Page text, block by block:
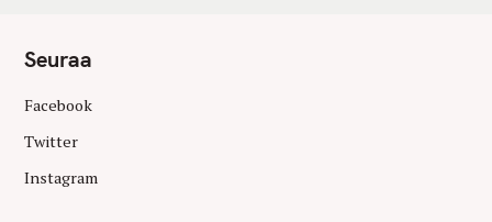
Seuraa
Facebook
Twitter
Instagram